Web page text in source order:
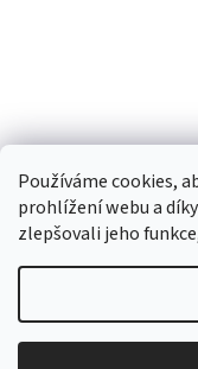
Používáme cookies,
prohlížení webu a
zlepšovali jeho